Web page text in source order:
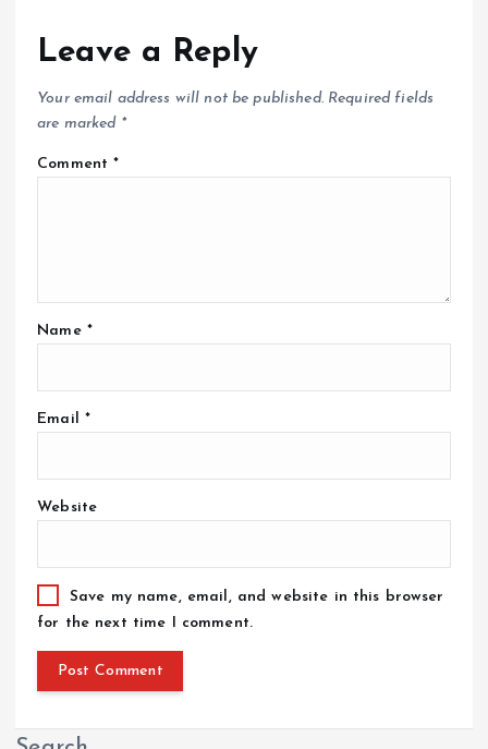
Leave a Reply
Your email address will not be published. Required fields
are marked *
Comment*
Name *
Email *
Website
Save my name, email, and website in this browser
for the next time I comment.